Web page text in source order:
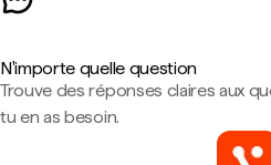
N'importe quelle question
Trouve des réponses claires aux
tu en as besoin.